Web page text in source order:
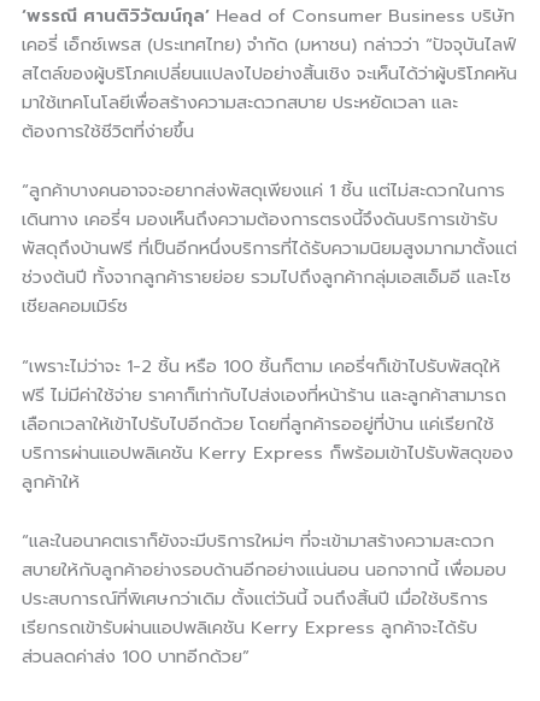
‘พรรณี ศานติวิวัฒน์กุล’Head of Consumer Business บริษัท
เคอรี่ เอ็กซ์เพรส (ประเทศไทย) จำกัด (มหาชน) กล่าวว่า “ปัจจุบันไลฟ์
สไตล์ของผู้บริโภคเปลี่ยนแปลงไปอย่างสิ้นเชิง จะเห็นได้ว่าผู้บริโภคหัน
มาใช้เทคโนโลยีเพื่อสร้างความสะดวกสบาย ประหยัดเวลา และ
ต้องการใช้ชีวิตที่ง่ายขึ้น
“ลูกค้าบางคนอาจจะอยากส่งพัสดุเพียงแค่ 1 ชิ้น แต่ไม่สะดวกในการ
เดินทาง เคอรี่ฯ มองเห็นถึงความต้องการตรงนี้จึงดันบริการเข้ารับ
พัสดุถึงบ้านฟรี ที่เป็นอีกหนึ่งบริการที่ได้รับความนิยมสูงมากมาตั้งแต่
ช่วงต้นปี ทั้งจากลูกค้ารายย่อย รวมไปถึงลูกค้ากลุ่มเอสเอ็มอี และโซ
เชียลคอมเมิร์ซ
“เพราะไม่ว่าจะ 1-2 ชิ้น หรือ 100 ชิ้นก็ตาม เคอรี่ฯก็เข้าไปรับพัสดุให้
ฟรี ไม่มีค่าใช้จ่าย ราคาก็เท่ากับไปส่งเองที่หน้าร้าน และลูกค้าสามารถ
เลือกเวลาให้เข้าไปรับไปอีกด้วย โดยที่ลูกค้ารออยู่ที่บ้าน แค่เรียกใช้
บริการผ่านแอปพลิเคชัน Kerry Express ก็พร้อมเข้าไปรับพัสดุของ
ลูกค้าให้
“และในอนาคตเราก็ยังจะมีบริการใหม่ๆ ที่จะเข้ามาสร้างความสะดวก
สบายให้กับลูกค้าอย่างรอบด้านอีกอย่างแน่นอน นอกจากนี้ เพื่อมอบ
ประสบการณ์ที่พิเศษกว่าเดิม ตั้งแต่วันนี้ จนถึงสิ้นปี เมื่อใช้บริการ
เรียกรถเข้ารับผ่านแอปพลิเคชัน Kerry Express ลูกค้าจะได้รับ
ส่วนลดค่าส่ง 100 บาทอีกด้วย”